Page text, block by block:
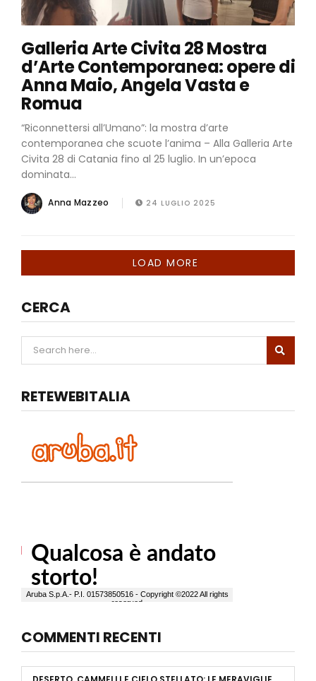
Galleria Arte Civita 28 Mostra
d’Arte Contemporanea: opere di
Anna Maio, Angela Vasta e
Romua
“Riconnettersi all’Umano”: la mostra d’arte
contemporanea che scuote l’anima – Alla Galleria Arte
Civita 28 di Catania fino al 25 luglio. In un’epoca
dominata...
Anna Mazzeo 24 LUGLIO 2025
LOAD MORE
CERCA
RETEWEBITALIA
COMMENTI RECENTI